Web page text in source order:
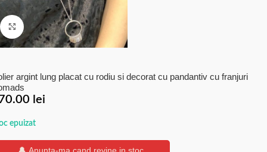
Click to enlarge
argint lung placat cu rodiu si decorat cu pandantiv cu franjuri
lei
epuizat